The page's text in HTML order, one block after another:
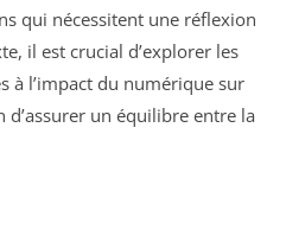
qui nécessitent une réflexion
il est crucial d’explorer les
à l’impact du numérique sur
un équilibre entre la